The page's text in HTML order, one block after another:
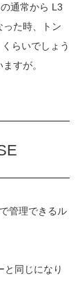
通常から L3
た時、トン
らいでしょう
すが。
管理できるル
と同じになり